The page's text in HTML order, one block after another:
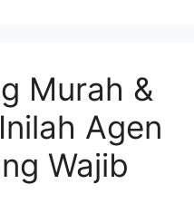
Murah &
Agen
Wajib